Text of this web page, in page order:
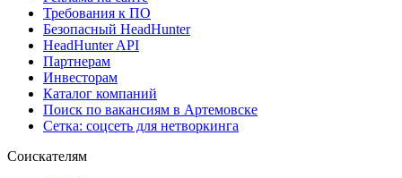
Требования к ПО
Безопасный HeadHunter
HeadHunter API
Партнерам
Инвесторам
Каталог компаний
Поиск по вакансиям в Артемовске
Сетка: соцсеть для нетворкинга
Соискателям